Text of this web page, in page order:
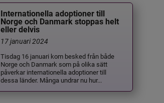
Internationella adoptioner till
Norge och Danmark stoppas helt
eller delvis
17 januari 2024
Tisdag 16 januari kom besked från både
Norge och Danmark som på olika sätt
påverkar internationella adoptioner till
dessa länder. Många undrar nu hur...